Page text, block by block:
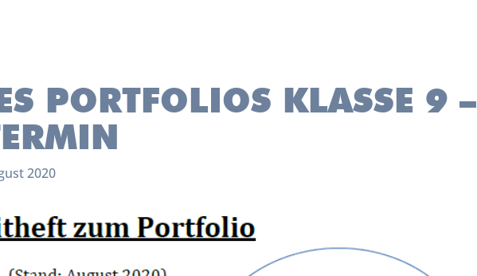
PORTFOLIOS KLASSE 9 –
2020